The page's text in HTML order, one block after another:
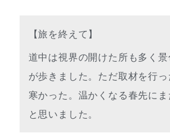
【旅を終えて】
道中は視界の開けた所も多く
が歩きました。ただ取材を行っ
寒かった。温かくなる春先に
と思いました。